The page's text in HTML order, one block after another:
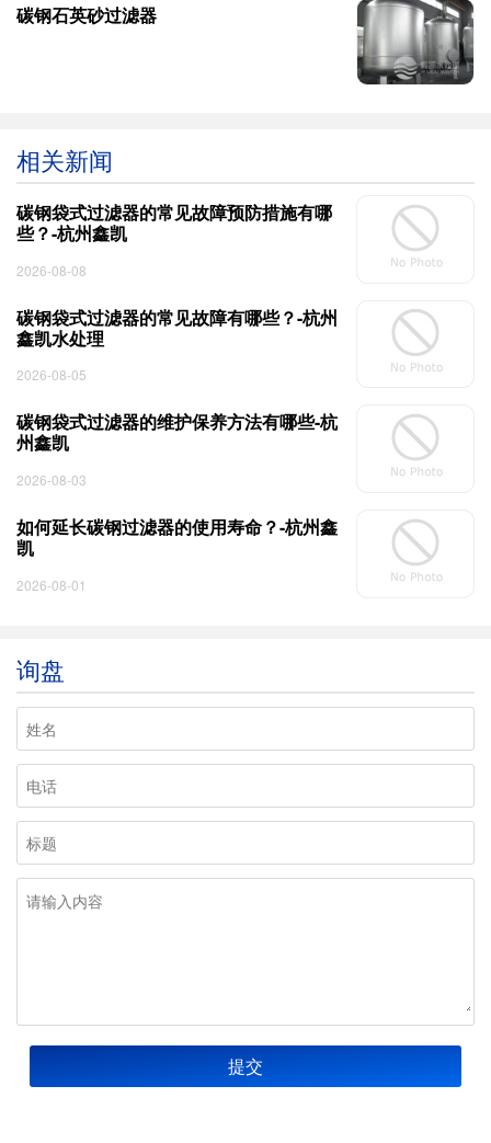
碳钢石英砂过滤器
相关新闻
碳钢袋式过滤器的常见故障预防措施有哪
些？-杭州鑫凯
2026-08-08
碳钢袋式过滤器的常见故障有哪些？-杭州
鑫凯水处理
2026-08-05
碳钢袋式过滤器的维护保养方法有哪些-杭
州鑫凯
2026-08-03
如何延长碳钢过滤器的使用寿命？-杭州鑫
凯
2026-08-01
询盘
提交